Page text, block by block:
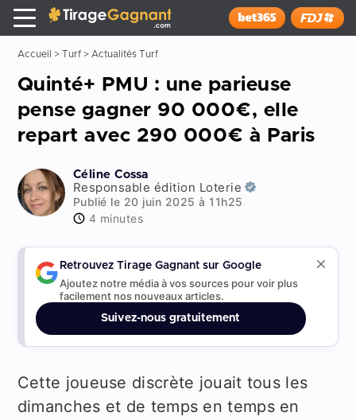
x
Tirage Gagnant
Installer
Accueil > Turf> Actualités Turf
Quinté+ PMU : une parieuse
pense gagner 90 000€, elle
repart avec 290 000€ à Paris
Céline Cossa
Responsable édition Loterie
Publié le 20 juin 2025 à 11h25
4 minutes
Retrouvez Tirage Gagnant sur Google
Ajoutez notre média à vos sources pour voir plus
facilement nos nouveaux articles.
Suivez-nous gratuitement
Cette joueuse discrète jouait tous les
dimanches et de temps en temps en